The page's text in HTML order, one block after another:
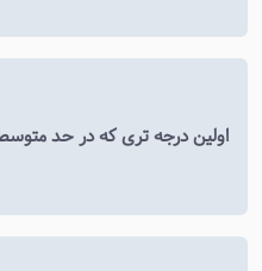
اولین درجه تری که در حد